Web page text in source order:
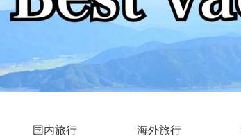
国内旅行 海外旅行